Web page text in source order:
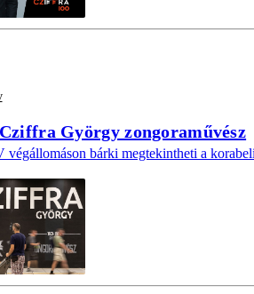
György zongoraművész
bárki megtekintheti a